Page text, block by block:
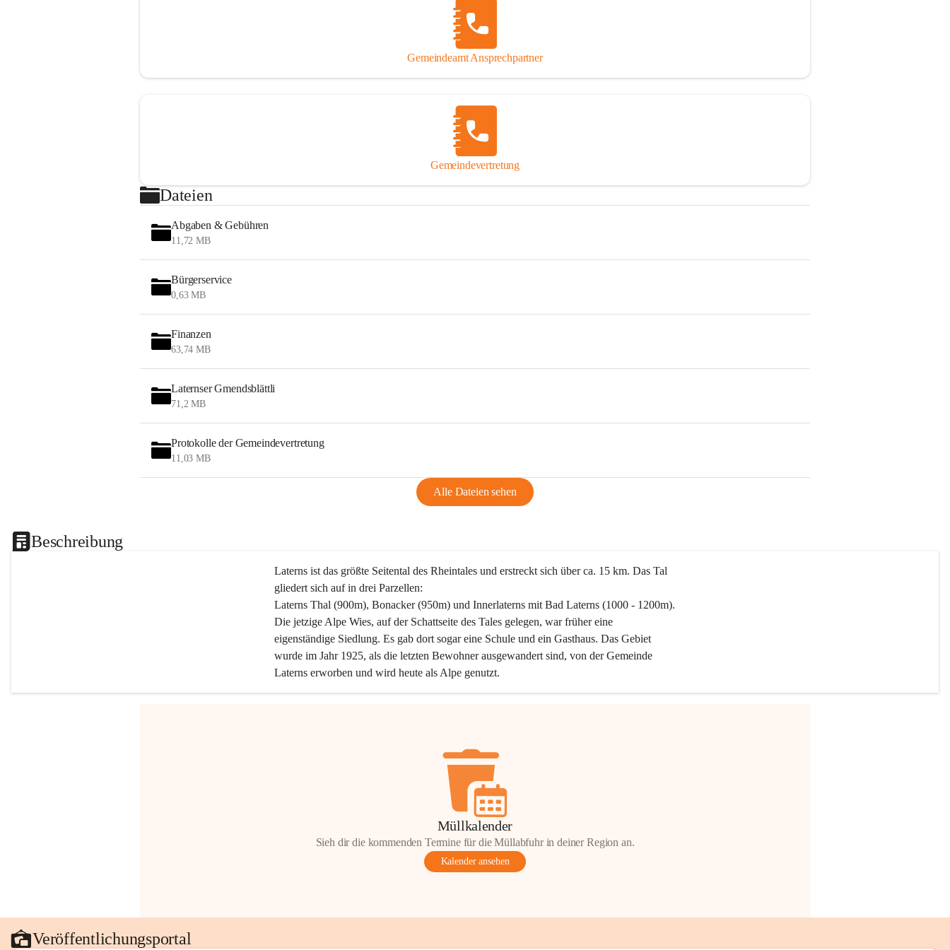
Gemeindeamt Ansprechpartner
Gemeindevertretung
Dateien
Abgaben & Gebühren
11,72 MB
Bürgerservice
0,63 MB
Finanzen
63,74 MB
Laternser Gmendsblättli
71,2 MB
Protokolle der Gemeindevertretung
11,03 MB
Alle Dateien sehen
Beschreibung
Laterns ist das größte Seitental des Rheintales und erstreckt sich über ca. 15 km. Das Tal
gliedert sich auf in drei Parzellen:
Laterns Thal (900m), Bonacker (950m) und Innerlaterns mit Bad Laterns (1000 - 1200m).
Die jetzige Alpe Wies, auf der Schattseite des Tales gelegen, war früher eine
eigenständige Siedlung. Es gab dort sogar eine Schule und ein Gasthaus. Das Gebiet
wurde im Jahr 1925, als die letzten Bewohner ausgewandert sind, von der Gemeinde
Laterns erworben und wird heute als Alpe genutzt.
Müllkalender
Sieh dir die kommenden Termine für die Müllabfuhr in deiner Region an.
Kalender ansehen
Veröffentlichungsportal